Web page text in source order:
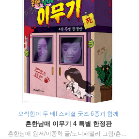
오싹함이 두 배! 스페셜 굿즈 6종과 함께
흔한남매 이무기 4 특별 한정판
흔한남매 원저/이종혁 글/도니패밀리 그림/흔한컴퍼니 감수